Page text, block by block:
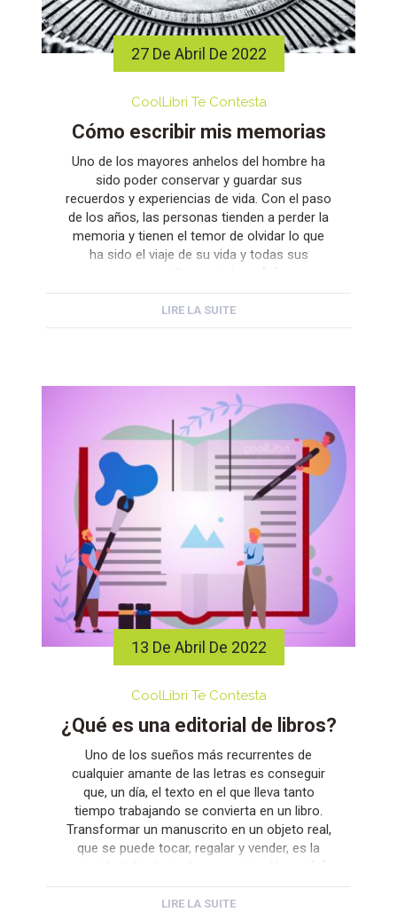
27 De Abril De 2022
CoolLibri Te Contesta
Cómo escribir mis memorias
Uno de los mayores anhelos del hombre ha
sido poder conservar y guardar sus
recuerdos y experiencias de vida. Con el paso
de los años, las personas tienden a perder la
memoria y tienen el temor de olvidar lo que
ha sido el viaje de su vida y todas sus
LIRE LA SUITE
13 De Abril De 2022
CoolLibri Te Contesta
¿Qué es una editorial de libros?
Uno de los sueños más recurrentes de
cualquier amante de las letras es conseguir
que, un día, el texto en el que lleva tanto
tiempo trabajando se convierta en un libro.
Transformar un manuscrito en un objeto real,
que se puede tocar, regalar y vender, es la
LIRE LA SUITE